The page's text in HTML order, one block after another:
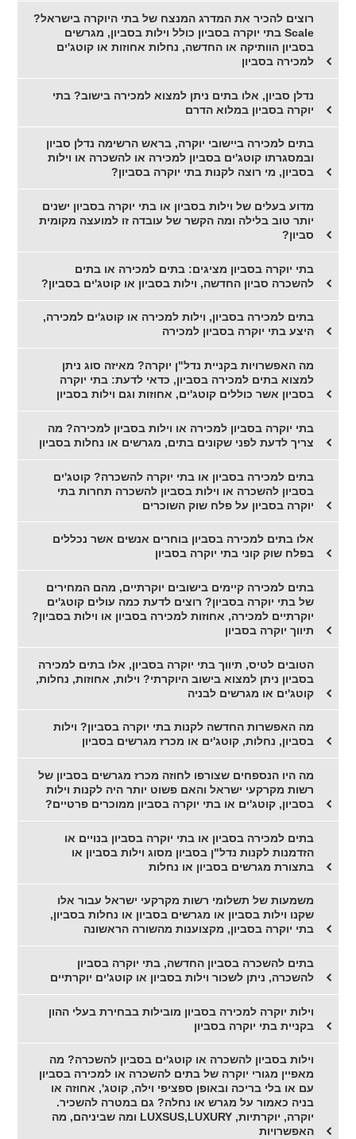
רוצים להכיר את המדרג המנצח של בתי היוקרה בישראל?
Scale בתי יוקרה בסביון כולל וילות בסביון, מגרשים
בסביון הוותיקה או החדשה, נחלות אחוזות או קוטג'ים
למכירה בסביון
נדלן סביון, אלו בתים ניתן למצוא למכירה בישוב? בתי
יוקרה בסביון במלוא הדרם
בתים למכירה ביישובי יוקרה, בראש הרשימה נדלן סביון
ובמסגרתו קוטג'ים בסביון למכירה או להשכרה או וילות
בסביון, מי רוצה לקנות בתי יוקרה בסביון?
מדוע בעלים של וילות בסביון או בתי יוקרה בסביון ישנים
יותר טוב בלילה ומה הקשר של עובדה זו למועצה מקומית
סביון?
בתי יוקרה בסביון מציגים: בתים למכירה או בתים
להשכרה סביון החדשה, וילות בסביון או קוטג'ים בסביון?
בתים למכירה בסביון, וילות למכירה או קוטג'ים למכירה,
היצע בתי יוקרה בסביון למכירה
מה האפשרויות בקניית נדל"ן יוקרה? מאיזה סוג ניתן
למצוא בתים למכירה בסביון, כדאי לדעת: בתי יוקרה
בסביון אשר כוללים קוטג'ים, אחוזות וגם וילות בסביון
בתי יוקרה בסביון למכירה או וילות בסביון למכירה? מה
צריך לדעת לפני שקונים בתים, מגרשים או נחלות בסביון
בתים למכירה בסביון או בתי יוקרה להשכרה? קוטג'ים
בסביון להשכרה או וילות בסביון להשכרה תחרות בתי
יוקרה בסביון על פלח שוק השוכרים
אלו בתים למכירה בסביון בוחרים אנשים אשר נכללים
בפלח שוק קוני בתי יוקרה בסביון
בתים למכירה קיימים בישובים יוקרתיים, מהם המחירים
של בתי יוקרה בסביון? רוצים לדעת כמה עולים קוטג'ים
יוקרתיים למכירה, אחוזות למכירה בסביון או וילות בסביון?
תיווך יוקרה בסביון
הטובים לטיס, תיווך בתי יוקרה בסביון, אלו בתים למכירה
בסביון ניתן למצוא בישוב היוקרתי? וילות, אחוזות, נחלות,
קוטג'ים או מגרשים לבניה
מה האפשרות החדשה לקנות בתי יוקרה בסביון? וילות
בסביון, נחלות, קוטג'ים או מכרז מגרשים בסביון
מה היו הנספחים שצורפו לחוזה מכרז מגרשים בסביון של
רשות מקרקעי ישראל והאם פשוט יותר היה לקנות וילות
בסביון, קוטג'ים או בתי יוקרה בסביון ממוכרים פרטיים?
בתים למכירה בסביון או בתי יוקרה בסביון בנויים או
הזדמנות לקנות נדל"ן בסביון מסוג וילות בסביון או
בתצורת מגרשים בסביון או נחלות
משמעות של תשלומי רשות מקרקעי ישראל עבור אלו
שקנו וילות בסביון או מגרשים בסביון או נחלות בסביון,
בתי יוקרה בסביון, מקצוענות מהשורה הראשונה
בתים להשכרה בסביון החדשה, בתי יוקרה בסביון
להשכרה, ניתן לשכור וילות בסביון או קוטג'ים יוקרתיים
וילות יוקרה למכירה בסביון מובילות בבחירת בעלי ההון
בקניית בתי יוקרה בסביון
וילות בסביון להשכרה או קוטג'ים בסביון להשכרה? מה
מאפיין מגורי יוקרה של בתים להשכרה או למכירה בסביון
עם או בלי בריכה ובאופן ספציפי וילה, קוטג', אחוזה או
בניה כאמור על מגרש או נחלה? גם במטרה להשכיר.
יוקרה, יוקרתיות, LUXSUS,LUXURY ומה שביניהם, מה
האפשרויות